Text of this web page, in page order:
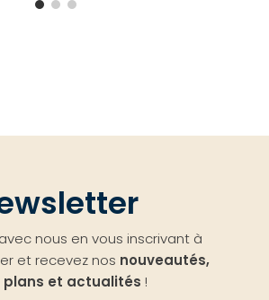
nous en vous inscrivant à
et recevez nos nouveautés,
plans et actualités !